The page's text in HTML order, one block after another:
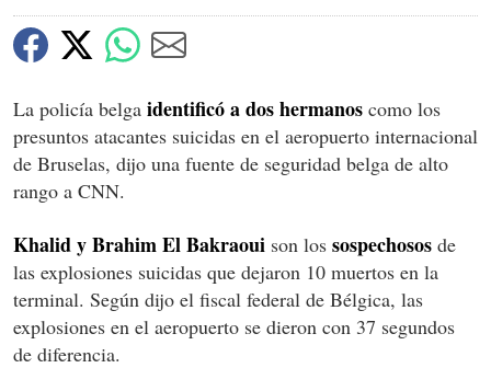
La policía belga identificó a dos hermanos como los
presuntos atacantes suicidas en el aeropuerto internacional
de Bruselas, dijo una fuente de seguridad belga de alto
rango a CNN.
Khalid y Brahim El Bakraoui son los sospechosos de
las explosiones suicidas que dejaron 10 muertos en la
terminal. Según dijo el fiscal federal de Bélgica, las
explosiones en el aeropuerto se dieron con 37 segundos
de diferencia.